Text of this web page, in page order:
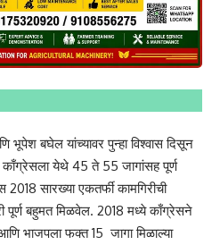
भूपेश बघेल यांच्यावर पुन्हा विश्वास दिसून
काँग्रेसला येथे 45 ते 55 जागांसह पूर्ण
सारख्या एकतर्फी कामगिरीची
पूर्ण बहुमत मिळवेल. 2018 मध्ये काँग्रेसने
भाजपला फक्त 15 जागा मिळाल्या